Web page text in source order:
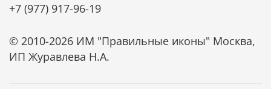
+7 (977) 917-96-19
© 2010-2026 ИМ "Правильные иконы" Москва,
ИП Журавлева Н.А.